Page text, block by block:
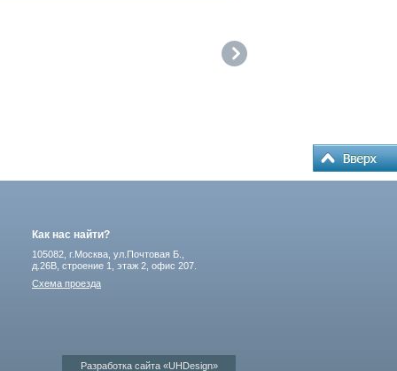
Как нас найти?
105082, г.Москва, ул.Почтовая Б.,
д.26В, строение 1, этаж 2, офис 207.
Схема проезда
Разработка сайта «UHDesign»